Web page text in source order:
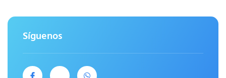
Síguenos